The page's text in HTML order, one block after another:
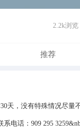
2.2k浏览
推荐
天，没有特殊情况尽量
电话：909 295